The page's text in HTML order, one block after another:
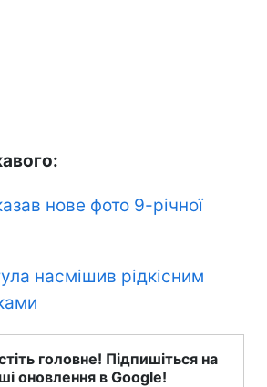
нове фото 9-річної
насмішив рідкісним
головне! Підпишіться на
оновлення в Google!